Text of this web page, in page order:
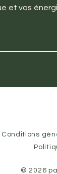
et vos
Conditions
© 2026